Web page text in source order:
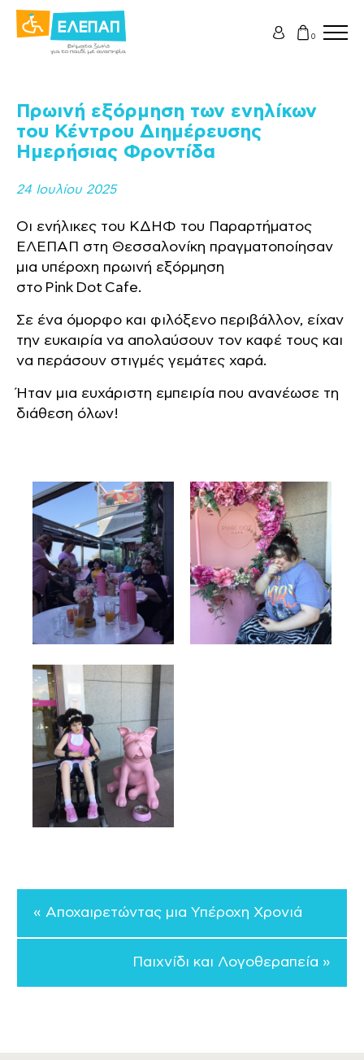
0
Πρωινή εξόρμηση των ενηλίκων
του Κέντρου Διημέρευσης
Ημερήσιας Φροντίδα
24 Ιουλίου 2025
Οι ενήλικες του ΚΔΗΦ του Παραρτήματος
ΕΛΕΠΑΠ στη Θεσσαλονίκη πραγματοποίησαν
μια υπέροχη πρωινή εξόρμηση
στο Pink Dot Cafe.
Σε ένα όμορφο και φιλόξενο περιβάλλον, είχαν
την ευκαιρία να απολαύσουν τον καφέ τους και
να περάσουν στιγμές γεμάτες χαρά.
Ήταν μια ευχάριστη εμπειρία που ανανέωσε τη
διάθεση όλων!
« Αποχαιρετώντας μια Υπέροχη Χρονιά
Παιχνίδι και Λογοθεραπεία »